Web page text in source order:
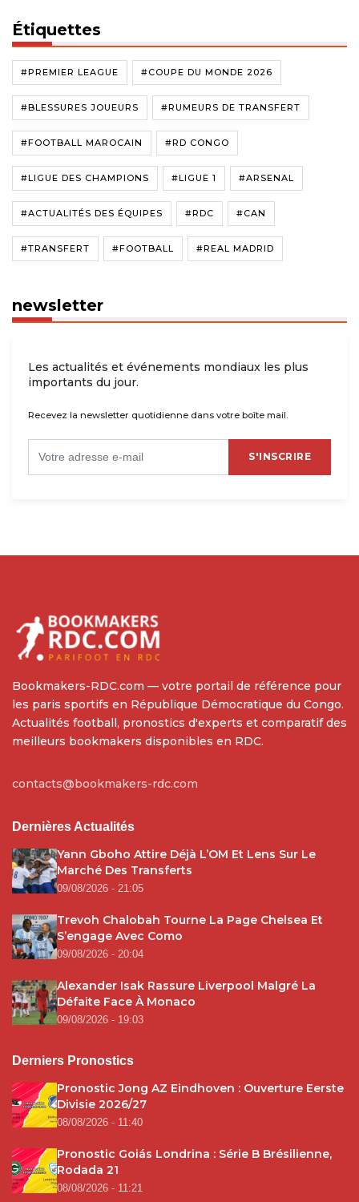
Étiquettes
#PREMIER LEAGUE #COUPE DU MONDE 2026
#BLESSURES JOUEURS #RUMEURS DE TRANSFERT
#FOOTBALL MAROCAIN #RD CONGO
#LIGUE DES CHAMPIONS #LIGUE 1 #ARSENAL
#ACTUALITÉS DES ÉQUIPES #RDC #CAN
#TRANSFERT #FOOTBALL #REAL MADRID
newsletter
Les actualités et événements mondiaux les plus
importants du jour.
Recevez la newsletter quotidienne dans votre boîte mail.
S'INSCRIRE
Bookmakers-RDC.com — votre portail de référence pour
les paris sportifs en République Démocratique du Congo.
Actualités football, pronostics d'experts et comparatif des
meilleurs bookmakers disponibles en RDC.
contacts@bookmakers-rdc.com
Dernières Actualités
Yann Gboho Attire Déjà L’OM Et Lens Sur Le
Marché Des Transferts
09/08/2026 - 21:05
Trevoh Chalobah Tourne La Page Chelsea Et
S’engage Avec Como
09/08/2026 - 20:04
Alexander Isak Rassure Liverpool Malgré La
Défaite Face À Monaco
09/08/2026 - 19:03
Derniers Pronostics
Pronostic Jong AZ Eindhoven : Ouverture Eerste
Divisie 2026/27
08/08/2026 - 11:40
Pronostic Goiás Londrina : Série B Brésilienne,
Rodada 21
08/08/2026 - 11:21